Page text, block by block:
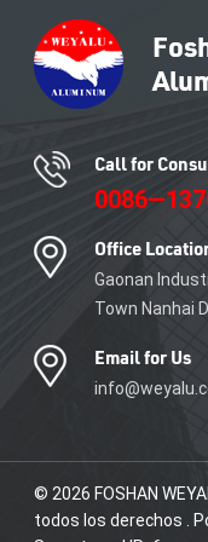
arquitectónicos con
productos de
diseñados con
Contáctenos hoy
mejorar sus espacios
soluciones de
Call for
Office
Gaonan
Town Nanhai
Email for Us
© 2026 FOSHAN
todos los derechos .